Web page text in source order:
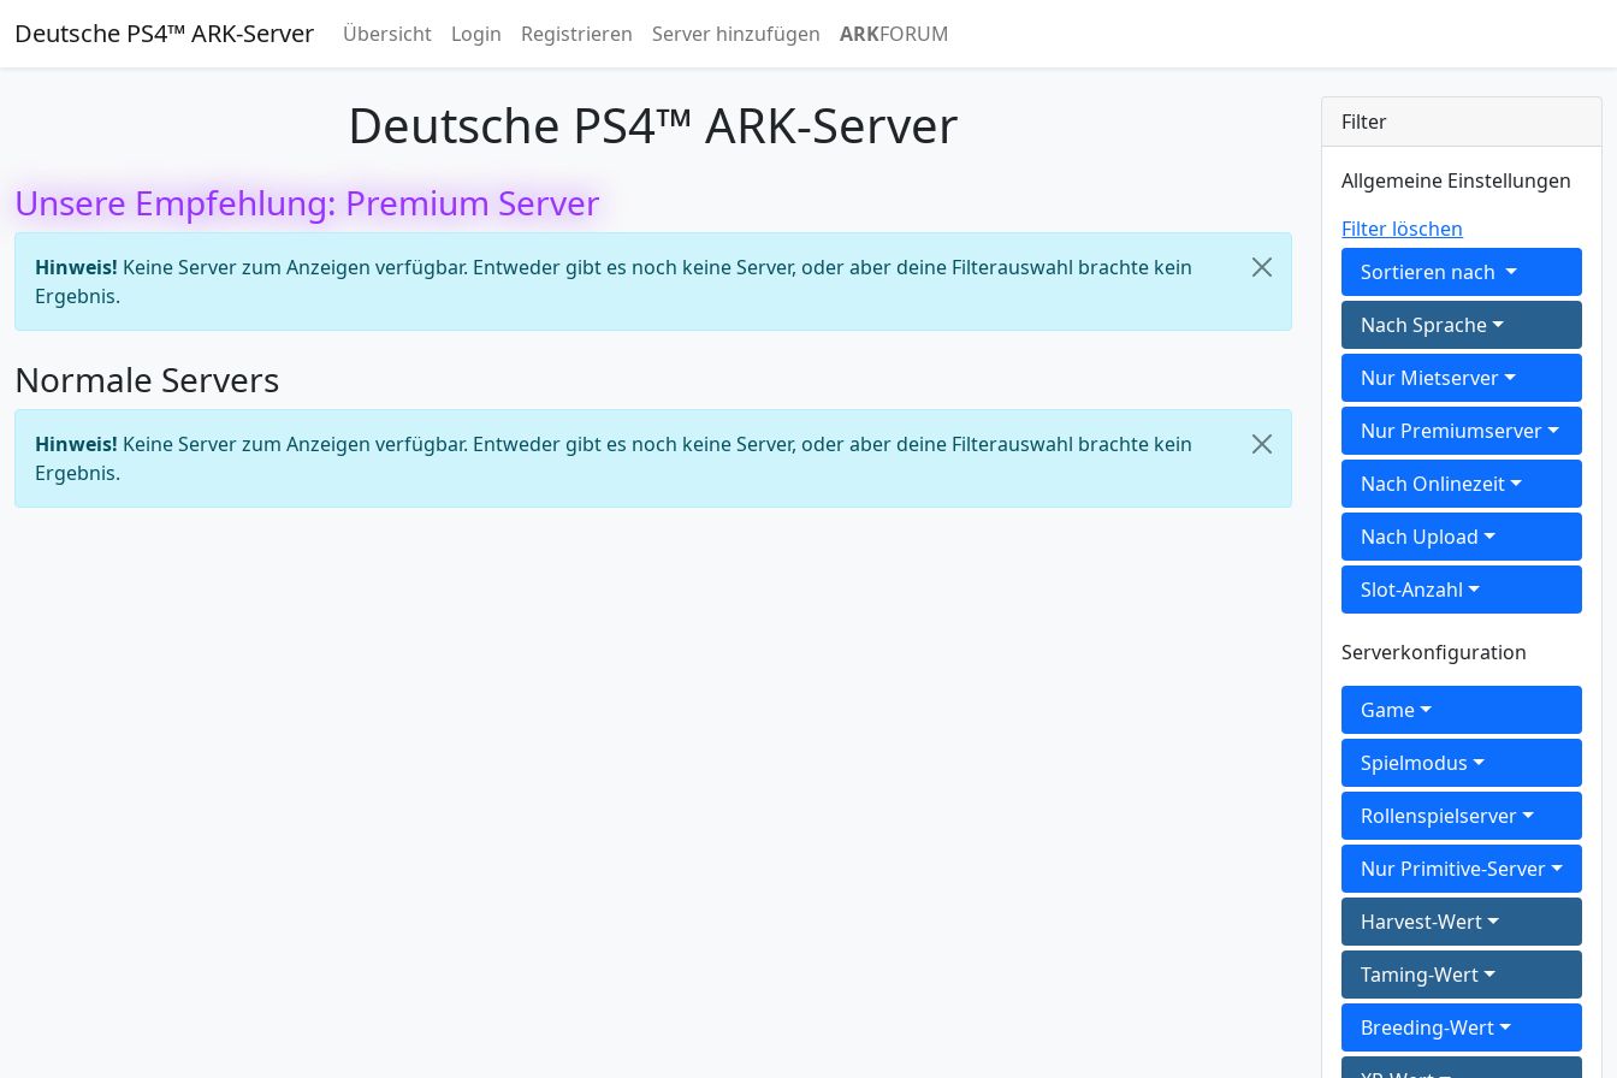
Deutsche PS4™ ARK-Server Übersicht Login Registrieren Server hinzufügen ARKFORUM
Deutsche PS4™ ARK-Server
Unsere Empfehlung: Premium Server
Hinweis! Keine Server zum Anzeigen verfügbar. Entweder gibt es noch keine Server, oder aber deine Filterauswahl brachte kein
Ergebnis.
Normale Servers
Hinweis! Keine Server zum Anzeigen verfügbar. Entweder gibt es noch keine Server, oder aber deine Filterauswahl brachte kein
Ergebnis.
Filter
Allgemeine Einstellungen
Filter löschen
Sortieren nach
Nach Sprache
Nur Mietserver
Nur Premiumserver
Nach Onlinezeit
Nach Upload
Slot-Anzahl
Serverkonfiguration
Game
Spielmodus
Rollenspielserver
Nur Primitive-Server
Harvest-Wert
Taming-Wert
Breeding-Wert